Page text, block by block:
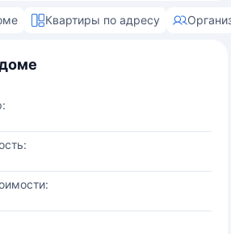
Квартиры по адресу